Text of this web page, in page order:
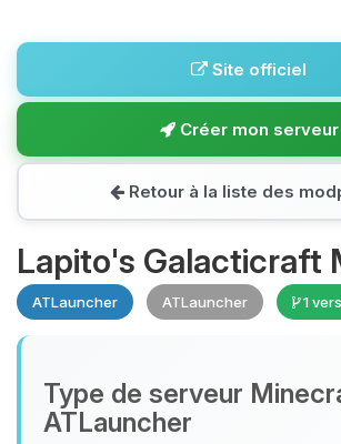
Site officiel
Créer mon serveur
Retour à la liste des
Lapito's Galacticraft
ATLauncher ATLauncher 1
Type de serveur
ATLauncher